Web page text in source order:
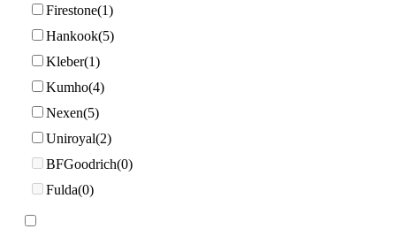
Firestone 1
Hankook 5
Kleber 1
Kumho 4
Nexen 5
Uniroyal 2
BFGoodrich 0
Fulda 0